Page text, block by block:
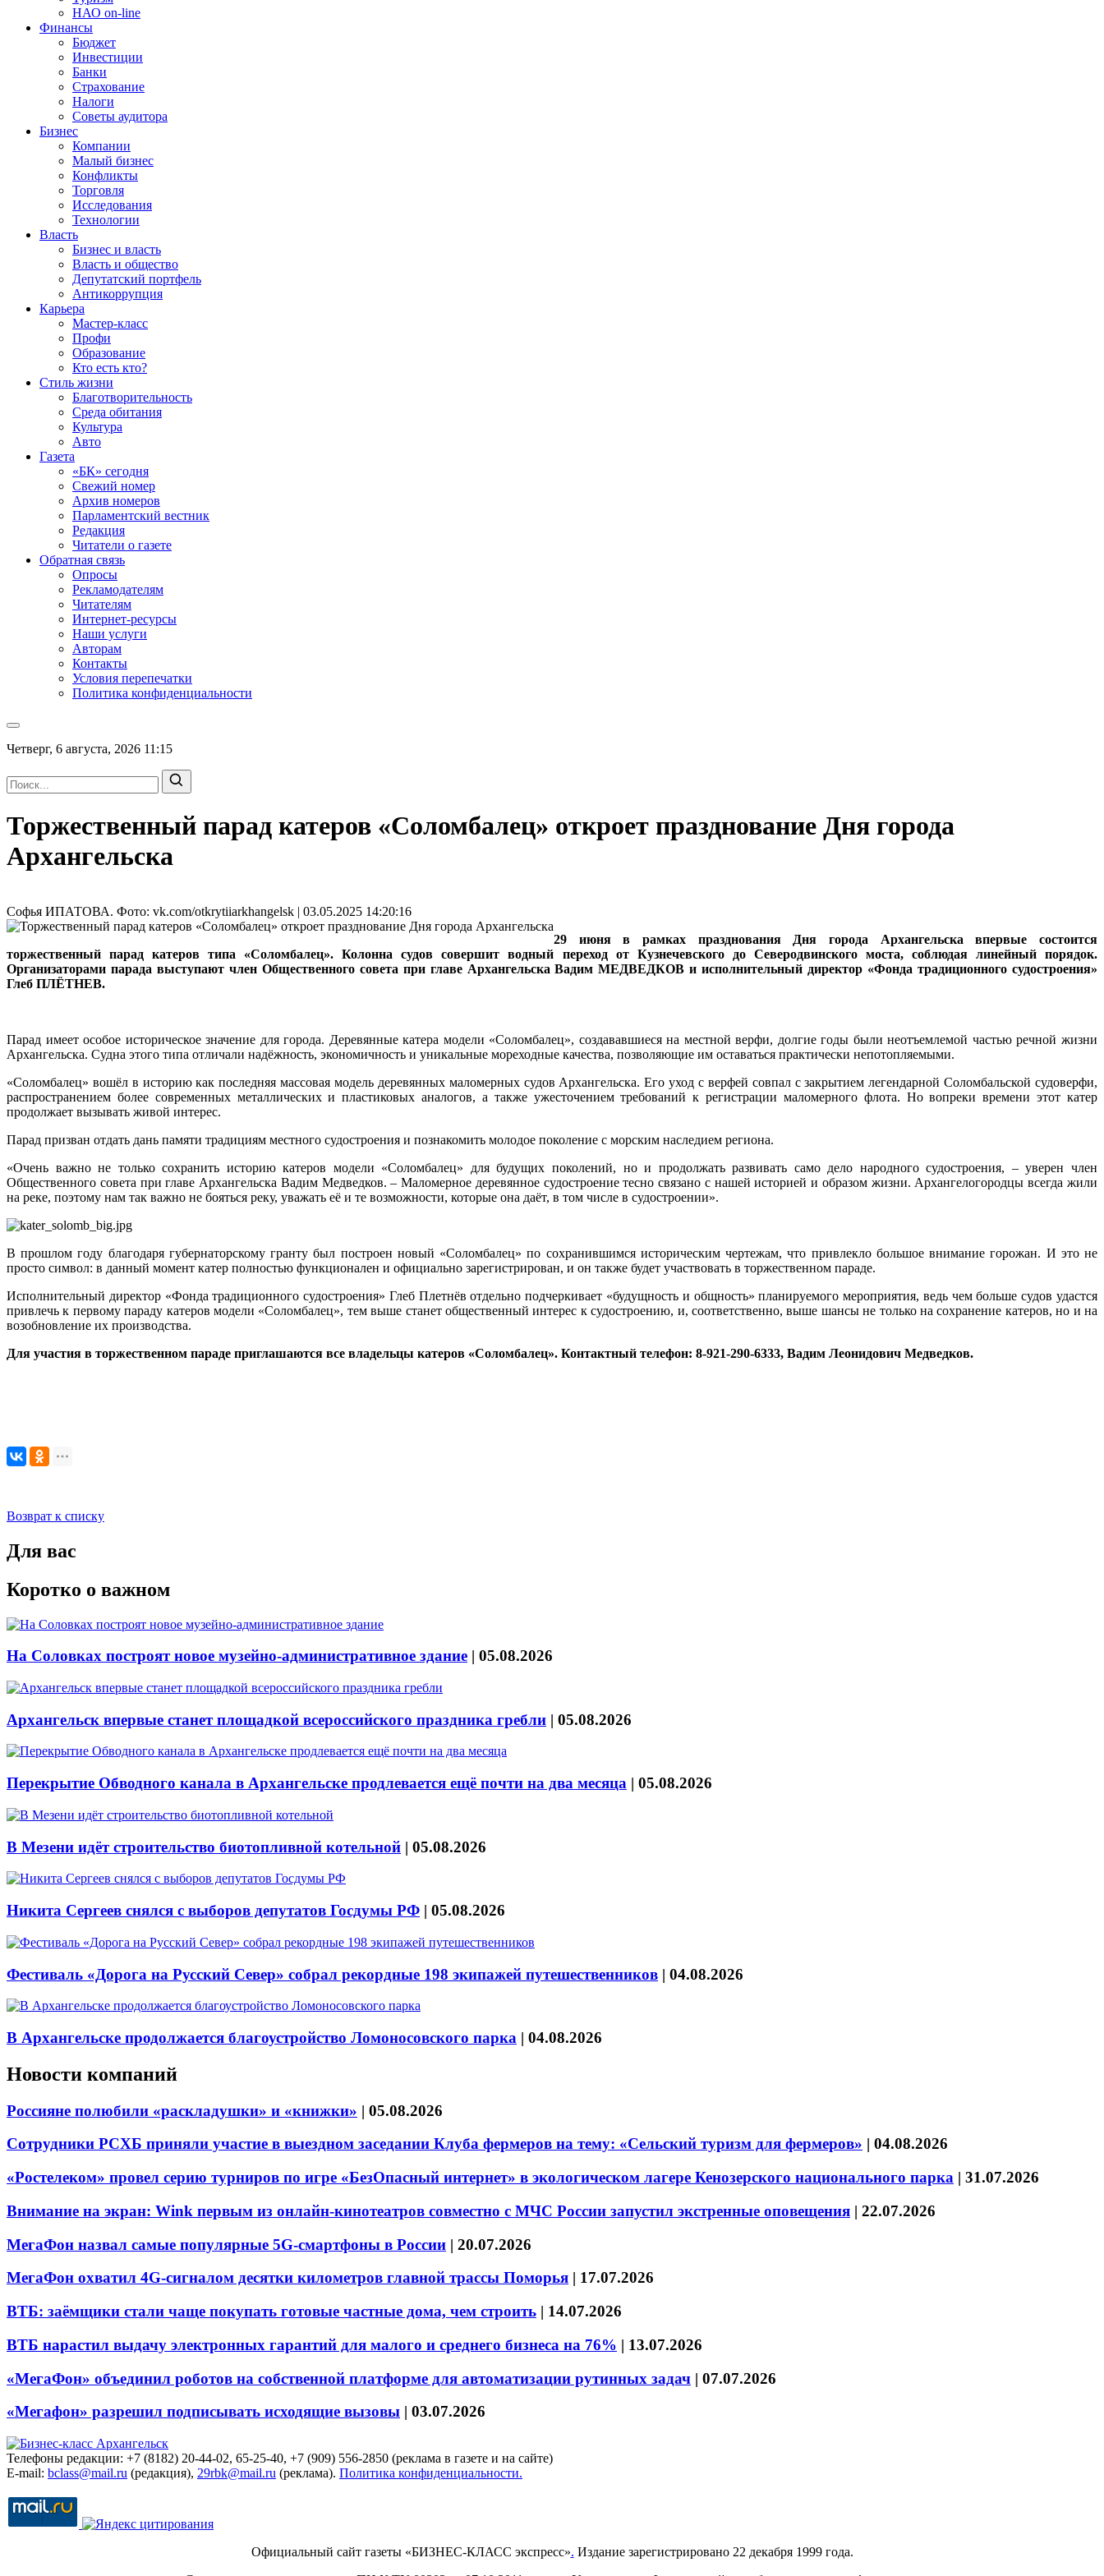
НАО on-line
Финансы
Бюджет
Инвестиции
Банки
Страхование
Налоги
Советы аудитора
Бизнес
Компании
Малый бизнес
Конфликты
Торговля
Исследования
Технологии
Власть
Бизнес и власть
Власть и общество
Депутатский портфель
Антикоррупция
Карьера
Мастер-класс
Профи
Образование
Кто есть кто?
Стиль жизни
Благотворительность
Среда обитания
Культура
Авто
Газета
«БК» сегодня
Свежий номер
Архив номеров
Парламентский вестник
Редакция
Читатели о газете
Обратная связь
Опросы
Рекламодателям
Читателям
Интернет-ресурсы
Наши услуги
Авторам
Контакты
Условия перепечатки
Политика конфиденциальности
Четверг, 6 августа, 2026 11:15
Торжественный парад катеров «Соломбалец» откроет празднование Дня города
Архангельска
Софья ИПАТОВА. Фото: vk.com/otkrytiiarkhangelsk | 03.05.2025 14:20:16
29 июня в рамках празднования Дня города Архангельска впервые состоится
торжественный парад катеров типа «Соломбалец». Колонна судов совершит водный переход от Кузнечевского до Северодвинского моста, соблюдая линейный порядок.
Организаторами парада выступают член Общественного совета при главе Архангельска Вадим МЕДВЕДКОВ и исполнительный директор «Фонда традиционного судостроения»
Глеб ПЛЁТНЕВ.
Парад имеет особое историческое значение для города. Деревянные катера модели «Соломбалец», создававшиеся на местной верфи, долгие годы были неотъемлемой частью речной жизни
Архангельска. Судна этого типа отличали надёжность, экономичность и уникальные мореходные качества, позволяющие им оставаться практически непотопляемыми.
«Соломбалец» вошёл в историю как последняя массовая модель деревянных маломерных судов Архангельска. Его уход с верфей совпал с закрытием легендарной Соломбальской судоверфи,
распространением более современных металлических и пластиковых аналогов, а также ужесточением требований к регистрации маломерного флота. Но вопреки времени этот катер
продолжает вызывать живой интерес.
Парад призван отдать дань памяти традициям местного судостроения и познакомить молодое поколение с морским наследием региона.
«Очень важно не только сохранить историю катеров модели «Соломбалец» для будущих поколений, но и продолжать развивать само дело народного судостроения, – уверен член
Общественного совета при главе Архангельска Вадим Медведков. – Маломерное деревянное судостроение тесно связано с нашей историей и образом жизни. Архангелогородцы всегда жили
на реке, поэтому нам так важно не бояться реку, уважать её и те возможности, которые она даёт, в том числе в судостроении».
В прошлом году благодаря губернаторскому гранту был построен новый «Соломбалец» по сохранившимся историческим чертежам, что привлекло большое внимание горожан. И это не
просто символ: в данный момент катер полностью функционален и официально зарегистрирован, и он также будет участвовать в торжественном параде.
Исполнительный директор «Фонда традиционного судостроения» Глеб Плетнёв отдельно подчеркивает «будущность и общность» планируемого мероприятия, ведь чем больше судов удастся
привлечь к первому параду катеров модели «Соломбалец», тем выше станет общественный интерес к судостроению, и, соответственно, выше шансы не только на сохранение катеров, но и на
возобновление их производства.
Для участия в торжественном параде приглашаются все владельцы катеров «Соломбалец». Контактный телефон: 8-921-290-6333, Вадим Леонидович Медведков.
Возврат к списку
Для вас
Коротко о важном
На Соловках построят новое музейно-административное здание | 05.08.2026
Архангельск впервые станет площадкой всероссийского праздника гребли | 05.08.2026
Перекрытие Обводного канала в Архангельске продлевается ещё почти на два месяца | 05.08.2026
В Мезени идёт строительство биотопливной котельной | 05.08.2026
Никита Сергеев снялся с выборов депутатов Госдумы РФ | 05.08.2026
Фестиваль «Дорога на Русский Север» собрал рекордные 198 экипажей путешественников | 04.08.2026
В Архангельске продолжается благоустройство Ломоносовского парка | 04.08.2026
Новости компаний
Россияне полюбили «раскладушки» и «книжки» | 05.08.2026
Сотрудники РСХБ приняли участие в выездном заседании Клуба фермеров на тему: «Сельский туризм для фермеров» | 04.08.2026
«Ростелеком» провел серию турниров по игре «БезОпасный интернет» в экологическом лагере Кенозерского национального парка | 31.07.2026
Внимание на экран: Wink первым из онлайн-кинотеатров совместно с МЧС России запустил экстренные оповещения | 22.07.2026
МегаФон назвал самые популярные 5G-смартфоны в России | 20.07.2026
МегаФон охватил 4G-сигналом десятки километров главной трассы Поморья | 17.07.2026
ВТБ: заёмщики стали чаще покупать готовые частные дома, чем строить | 14.07.2026
ВТБ нарастил выдачу электронных гарантий для малого и среднего бизнеса на 76% | 13.07.2026
«МегаФон» объединил роботов на собственной платформе для автоматизации рутинных задач | 07.07.2026
«Мегафон» разрешил подписывать исходящие вызовы | 03.07.2026
Телефоны редакции: +7 (8182) 20-44-02, 65-25-40, +7 (909) 556-2850 (реклама в газете и на сайте)
E-mail: bclass@mail.ru (редакция), 29rbk@mail.ru (реклама). Политика конфиденциальности.
Официальный сайт газеты «БИЗНЕС-КЛАСС экспресс». Издание зарегистрировано 22 декабря 1999 года.